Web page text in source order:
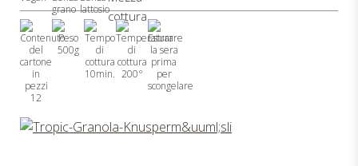
12
500g
10min. 200°